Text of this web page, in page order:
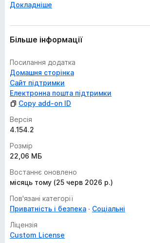
Докладніше
Більше інформації
Посилання додатка
Домашня сторінка
Сайт підтримки
Електронна пошта підтримки
Copy add-on ID
Версія
4.154.2
Розмір
22,06 МБ
Востаннє оновлено
місяць тому (25 черв 2026 р.)
Пов'язані категорії
Приватність і безпека
Соціальні
Ліцензія
Custom License